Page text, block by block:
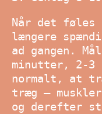
Når det føles
længere
ad gangen.
minutter, 2-3
normalt, at
træg –
og derefter